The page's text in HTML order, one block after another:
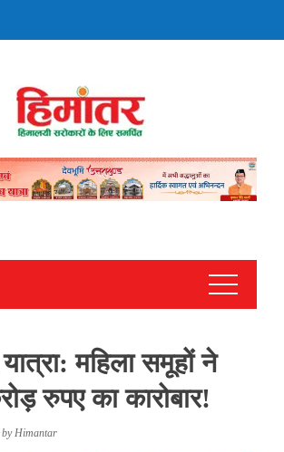
महिला समूहों ने
रुपए का कारोबार!
byHimantar